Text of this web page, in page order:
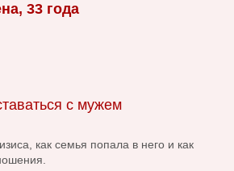
33 года
с мужем
как семья попала в него и как